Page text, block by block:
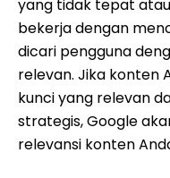
yang tidak tepat
bekerja dengan
dicari pengguna
relevan. Jika konten
kunci yang relevan
strategis, Google
relevansi konten